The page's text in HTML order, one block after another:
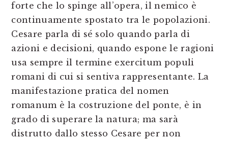
forte che lo spinge all’opera, il nemico è
continuamente spostato tra le popolazioni.
Cesare parla di sé solo quando parla di
azioni e decisioni, quando espone le ragioni
usa sempre il termine exercitum populi
romani di cui si sentiva rappresentante. La
manifestazione pratica del nomen
romanum è la costruzione del ponte, è in
grado di superare la natura; ma sarà
distrutto dallo stesso Cesare per non